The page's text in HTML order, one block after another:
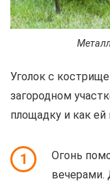
Уголок с
загородном
площадку и как ей
1
Огонь
вечерами.